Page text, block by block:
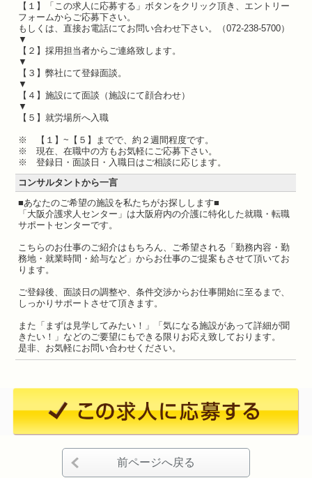
【１】「この求人に応募する」ボタンをクリック頂き、エントリー
フォームからご応募下さい。
もしくは、直接お電話にてお問い合わせ下さい。（072-238-5700）
▼
【２】採用担当者からご連絡致します。
▼
【３】弊社にて登録面談。
▼
【４】施設にて面談（施設にて顔合わせ）
▼
【５】就労場所へ入職
※ 【１】~【５】までで、約２週間程度です。
※ 現在、在職中の方もお気軽にご応募下さい。
※ 登録日・面談日・入職日はご相談に応じます。
コンサルタントから一言
■あなたのご希望の施設を私たちがお探しします■
「大阪介護求人センター」は大阪府内の介護に特化した就職・転職
サポートセンターです。
こちらのお仕事のご紹介はもちろん、ご希望される「勤務内容・勤
務地・就業時間・給与など」からお仕事のご提案もさせて頂いてお
ります。
ご登録後、面談日の調整や、条件交渉からお仕事開始に至るまで、
しっかりサポートさせて頂きます。
また「まずは見学してみたい！」「気になる施設があって詳細が聞
きたい！」などのご要望にもできる限りお応え致しております。
是非、お気軽にお問い合わせください。
前ページへ戻る